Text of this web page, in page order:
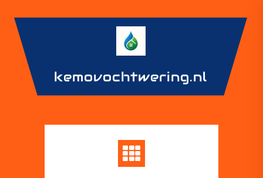
content
kemovochtwering.nl